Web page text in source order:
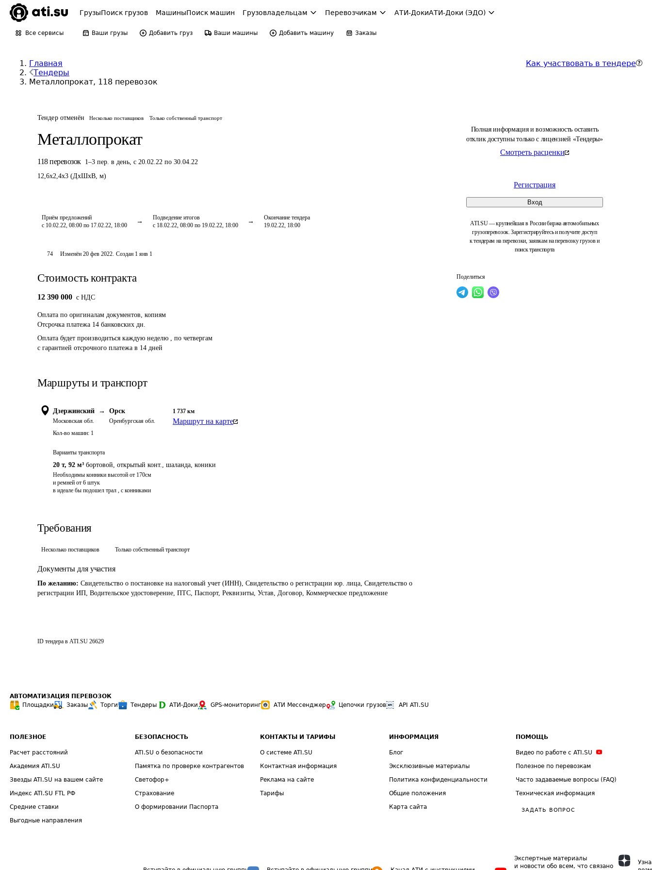
ГрузыПоиск грузов МашиныПоиск машин Грузовладельцам Перевозчикам АТИ-ДокиАТИ-Доки (ЭДО)
Все сервисы Ваши грузы Добавить груз Ваши машины Добавить машину Заказы
Главная
Тендеры
Металлопрокат, 118 перевозок
Как участвовать в тендере
Тендер отменён Несколько поставщиков Только собственный транспорт
Металлопрокат
118 перевозок 1–3 пер. в день, с 20.02.22 по 30.04.22
12,6x2,4x3 (ДxШxВ, м)
Приём предложений
с 10.02.22, 08:00 по 17.02.22, 18:00
Подведение итогов
с 18.02.22, 08:00 по 19.02.22, 18:00
Окончание тендера
19.02.22, 18:00
Полная информация и возможность оставить
отклик доступны только с лицензией «Тендеры»
Смотреть расценки
Регистрация
Вход
ATI.SU — крупнейшая в России биржа автомобильных
грузоперевозок. Зарегистрируйтесь и получите доступ
к тендерам на перевозки, заявкам на перевозку грузов и
поиск транспорта
Поделиться
74 Изменён20 фев 2022. Создан 1 янв 1
Стоимость контракта
12 390 000 c НДС
Оплата по оригиналам документов, копиям
Отсрочка платежа 14 банковских дн.
Оплата будет производиться каждую неделю , по четвергам
с гарантией отсрочного платежа в 14 дней
Маршруты и транспорт
Дзержинский →
Московская обл.
Орск
Оренбургская обл.
1 737 км
Маршрут на карте
Кол-во машин: 1
Варианты транспорта
20 т, 92 м³ бортовой, открытый конт., шаланда, коники
Необходимы конники высотой от 170см
и ремней от 6 штук
в идеале бы подошел трал , с конниками
Требования
Несколько поставщиков Только собственный транспорт
Документы для участия
По желанию: Свидетельство о постановке на налоговый учет (ИНН), Свидетельство о регистрации юр. лица, Свидетельство о
регистрации ИП, Водительское удостоверение, ПТС, Паспорт, Реквизиты, Устав, Договор, Коммерческое предложение
ID тендера в ATI.SU 26629
АВТОМАТИЗАЦИЯ ПЕРЕВОЗОК
Площадки
Заказы Торги Тендеры АТИ-Доки GPS-мониторинг АТИ Мессенджер Цепочки грузов API ATI.SU
ПОЛЕЗНОЕ
Расчет расстояний
Академия ATI.SU
Звезды ATI.SU на вашем сайте
Индекс ATI.SU FTL РФ
Средние ставки
Выгодные направления
БЕЗОПАСНОСТЬ
ATI.SU о безопасности
Памятка по проверке контрагентов
Светофор+
Страхование
О формировании Паспорта
КОНТАКТЫ И ТАРИФЫ
О системе ATI.SU
Контактная информация
Реклама на сайте
Тарифы
ИНФОРМАЦИЯ
Блог
Эксклюзивные материалы
Политика конфиденциальности
Общие положения
Карта сайта
ПОМОЩЬ
Видео по работе с ATI.SU
Полезное по перевозкам
Часто задаваемые вопросы (FAQ)
Техническая информация
ЗАДАТЬ ВОПРОС
Экспертные материалы
и новости обо всем, что связано